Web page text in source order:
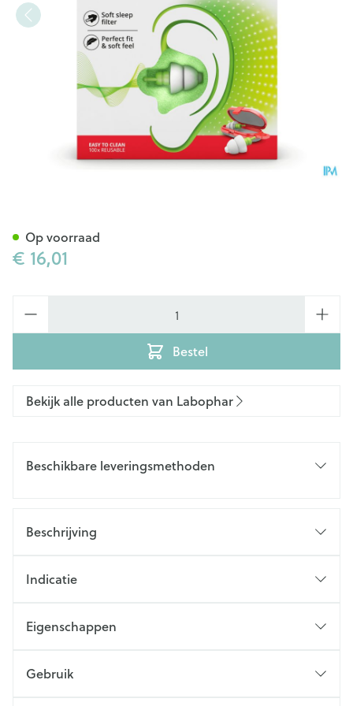
€ 16,01
Bestel
Op voorraad
Bekijk alle producten van Labophar
Beschikbare leveringsmethoden
Beschrijving
Indicatie
Eigenschappen
Gebruik